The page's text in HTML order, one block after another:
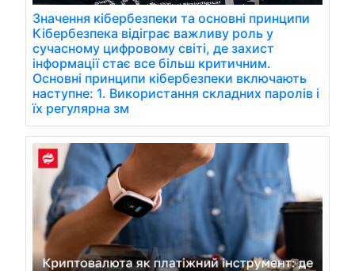
Значення кібербезпеки та основні принципи
Кібербезпека відіграє важливу роль у
сучасному цифровому світі, де захист
інформації стає все більш критичним.
Основні принципи кібербезпеки включають
наступне: 1. Використання складних паролів і
їх регулярна зм